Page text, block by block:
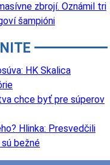
zbrojí. Oznámil tri
šampióni
HK Skalica
chce byť pre súperov
Hlinka: Presvedčili
bežné